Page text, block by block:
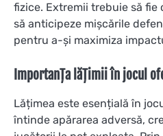
fizice. Extremii trebuie să fie
să anticipeze mișcările
pentru a-și maximiza
Importanța lățimii în jocul
Lățimea este esențială în
întinde apărarea adversă,